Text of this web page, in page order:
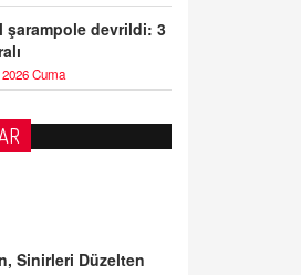
şarampole devrildi: 3
Cuma